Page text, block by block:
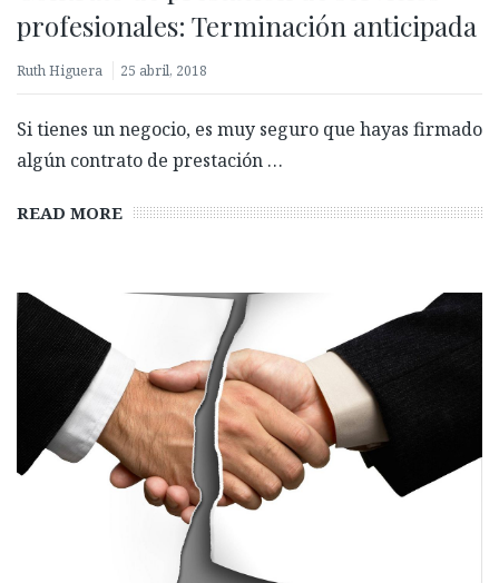
profesionales: Terminación anticipada
Ruth Higuera 25 abril, 2018
Si tienes un negocio, es muy seguro que hayas firmado
algún contrato de prestación …
READ MORE